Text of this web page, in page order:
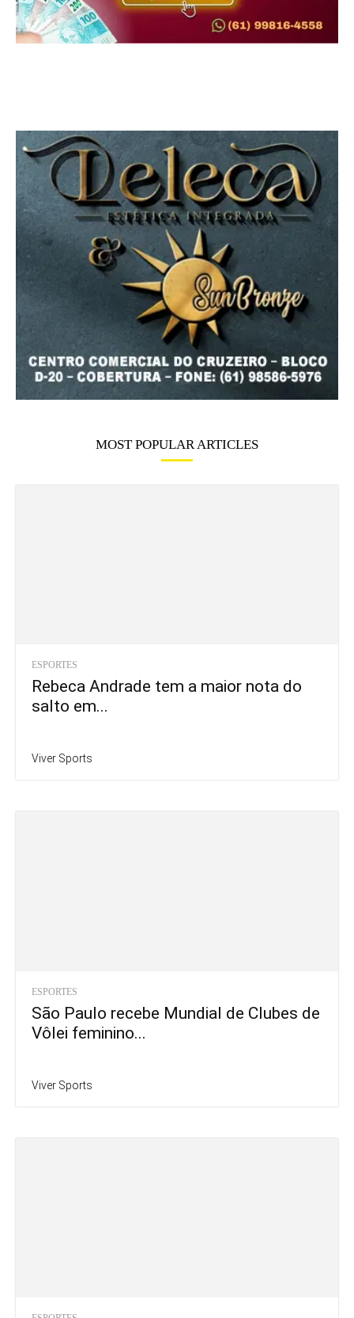
MOST POPULAR ARTICLES
ESPORTES
Rebeca Andrade tem a maior nota do
salto em...
Viver Sports
ESPORTES
São Paulo recebe Mundial de Clubes de
Vôlei feminino...
Viver Sports